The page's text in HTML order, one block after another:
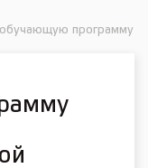
программу